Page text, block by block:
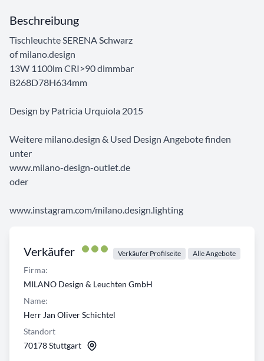
Verkäufer Verkäufer Profilseite Alle Angebote
Firma:
MILANO Design & Leuchten GmbH
Name:
Herr Jan Oliver Schichtel
Standort
70178 Stuttgart
Beschreibung
Tischleuchte SERENA Schwarz
of milano.design
13W 1100lm CRI>90 dimmbar
B268D78H634mm
Design by Patricia Urquiola 2015
Weitere milano.design & Used Design Angebote finden
unter
www.milano-design-outlet.de
oder
www.instagram.com/milano.design.lighting